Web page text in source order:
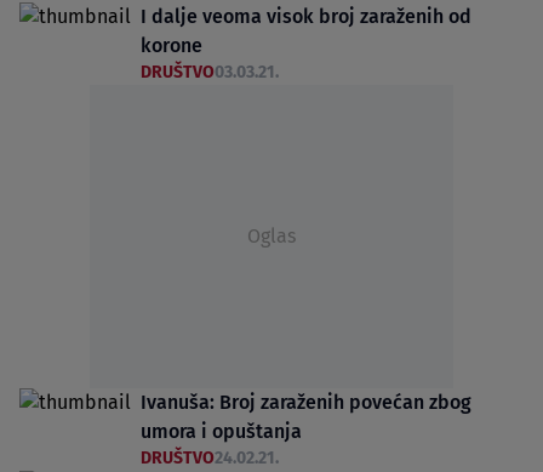
I dalje veoma visok broj zaraženih od
korone
DRUŠTVO03.03.21.
Oglas
Ivanuša: Broj zaraženih povećan zbog
umora i opuštanja
DRUŠTVO24.02.21.